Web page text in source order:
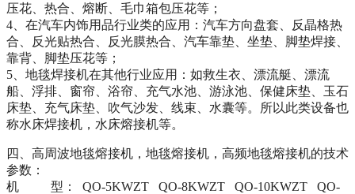
压花、热合、熔断、毛巾箱包压花等；
4、在汽车内饰用品行业类的应用：汽车方向盘套、反晶格热
合、反光贴热合、反光膜热合、汽车靠垫、坐垫、脚垫焊接、
靠背、脚垫压花等；
5、地毯焊接机在其他行业应用：如救生衣、漂流艇、漂流
船、浮排、窗帘、浴帘、充气水池、游泳池、保健床垫、玉石
床垫、充气床垫、吹气沙发、线束、水囊等。所以此类设备也
称水床焊接机，水床熔接机等。
四、高周波地毯熔接机，地毯熔接机，高频地毯熔接机的技术
参数：
机 型： QO-5KWZT QO-8KWZT QO-10KWZT QO-